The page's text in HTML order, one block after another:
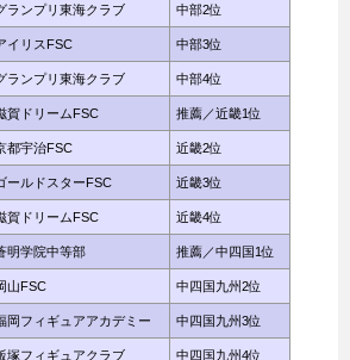
ランプリ東海クラブ 中部2位
イリスFSC 中部3位
ランプリ東海クラブ 中部4位
賀ドリームFSC 推薦／近畿1位
都宇治FSC 近畿2位
ールドスターFSC 近畿3位
賀ドリームFSC 近畿4位
明学院中等部 推薦／中四国1位
山FSC 中四国九州2位
岡フィギュアアカデミー 中四国九州3位
塚フィギュアクラブ 中四国九州4位